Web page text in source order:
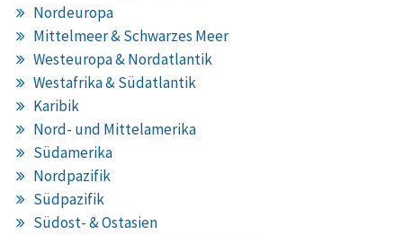
Nordeuropa
Mittelmeer & Schwarzes Meer
Westeuropa & Nordatlantik
Westafrika & Südatlantik
Karibik
Nord- und Mittelamerika
Südamerika
Nordpazifik
Südpazifik
Südost- & Ostasien